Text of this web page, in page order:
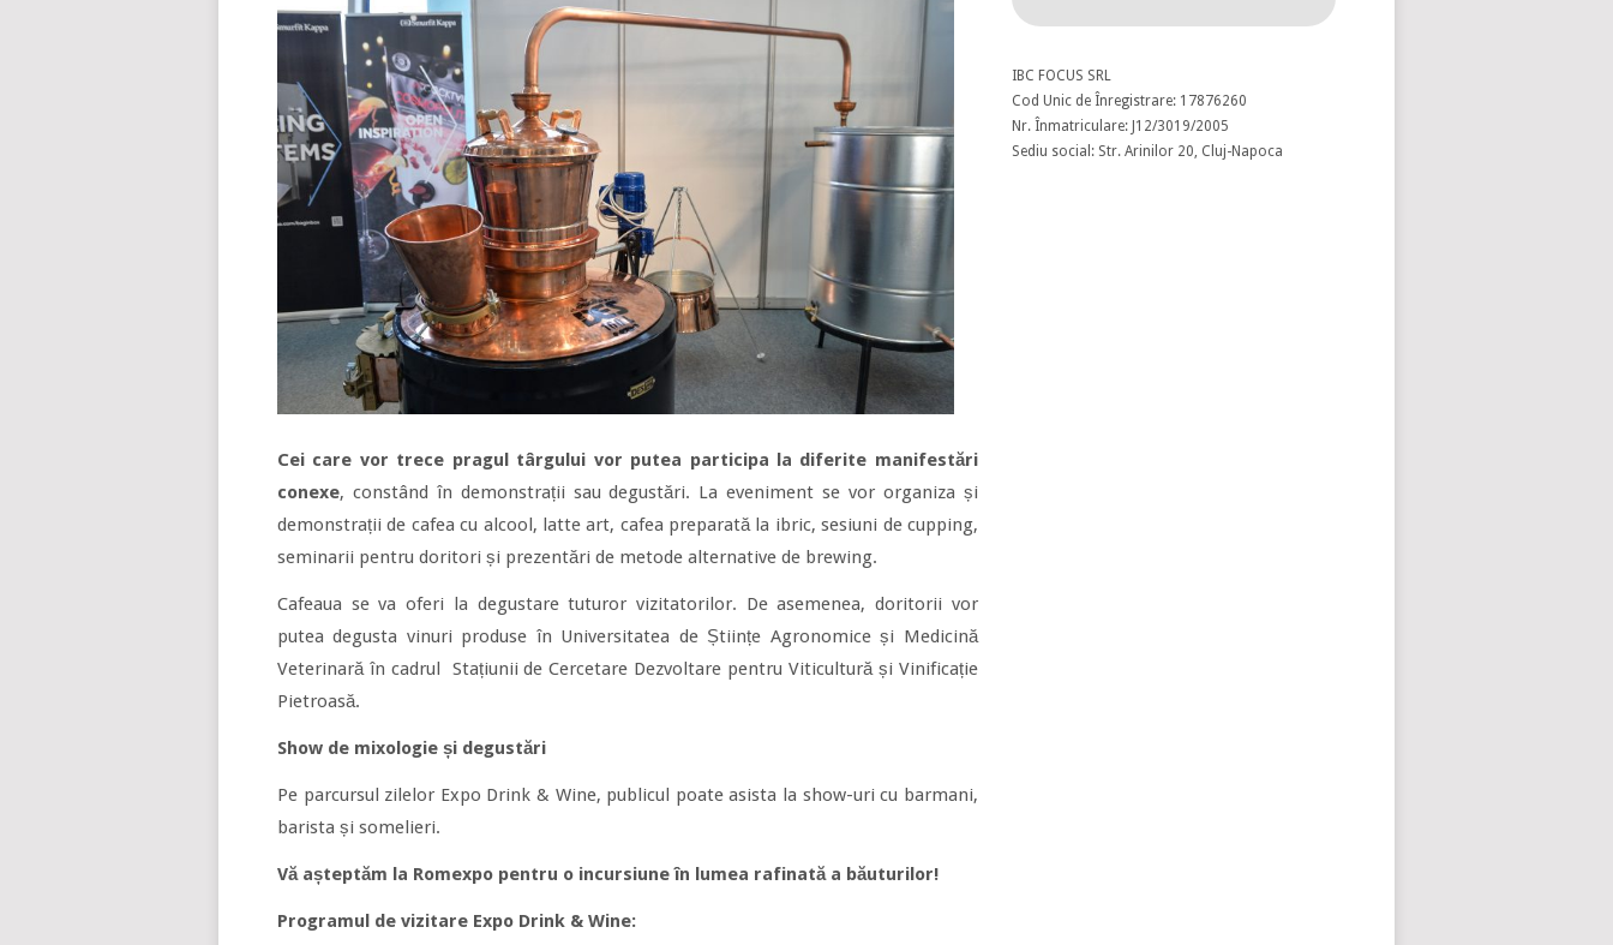
Cei care vor trece pragul târgului vor putea participa la diferite manifestări
conexe, constând în demonstrații sau degustări. La eveniment se vor organiza și
demonstrații de cafea cu alcool, latte art, cafea preparată la ibric, sesiuni de cupping,
seminarii pentru doritori și prezentări de metode alternative de brewing.
Cafeaua se va oferi la degustare tuturor vizitatorilor. De asemenea, doritorii vor
putea degusta vinuri produse în Universitatea de Științe Agronomice și Medicină
Veterinară în cadrul Stațiunii de Cercetare Dezvoltare pentru Viticultură și Vinificație
Pietroasă.
Show de mixologie și degustări
Pe parcursul zilelor Expo Drink & Wine, publicul poate asista la show-uri cu barmani,
barista și somelieri.
Vă așteptăm la Romexpo pentru o incursiune în lumea rafinată a băuturilor!
Programul de vizitare Expo Drink & Wine:
IBC FOCUS SRL
Cod Unic de Înregistrare: 17876260
Nr. Înmatriculare: J12/3019/2005
Sediu social: Str. Arinilor 20, Cluj-Napoca